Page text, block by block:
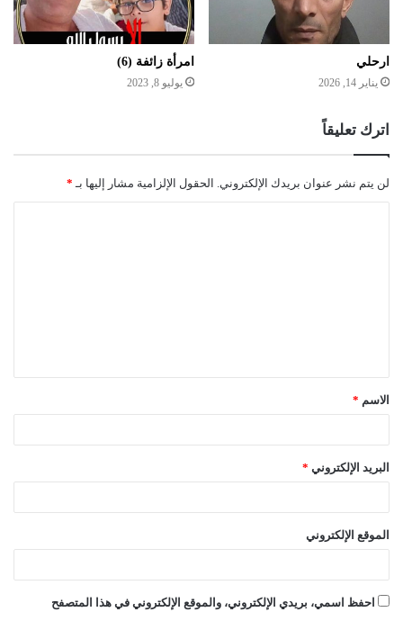
ارحلي
يناير 14, 2026
امرأة زائفة (6)
يوليو 8, 2023
اترك تعليقاً
لن يتم نشر عنوان بريدك الإلكتروني. الحقول الإلزامية مشار إليها بـ *
ق
*الاسم *
البريد الإلكتروني *
الموقع الإلكتروني
احفظ اسمي، بريدي الإلكتروني، والموقع الإلكتروني في هذا المتصفح